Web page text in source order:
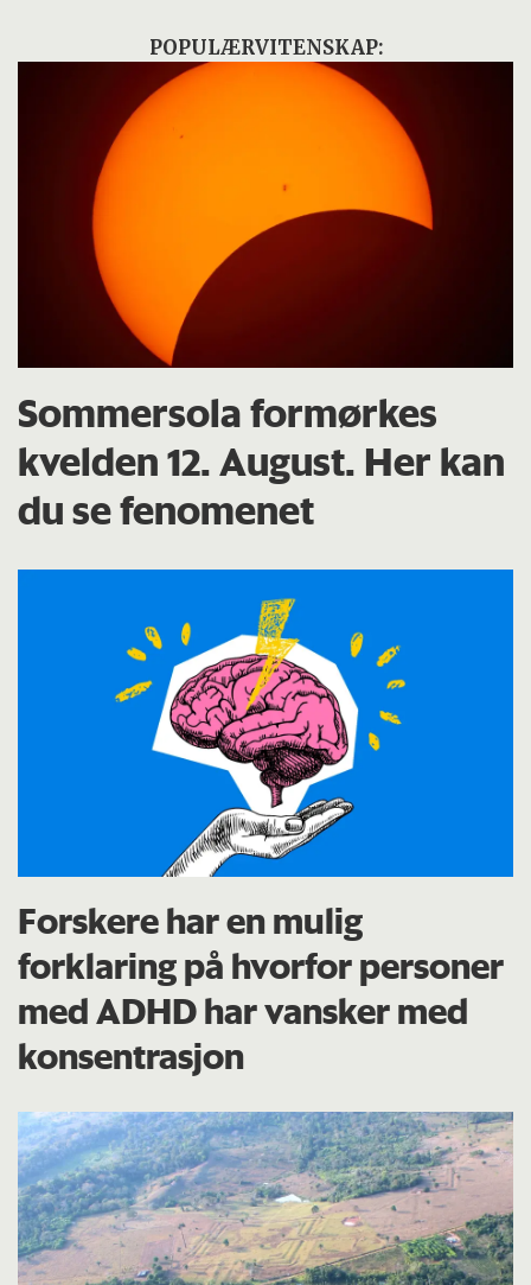
POPULÆRVITENSKAP:
Sommersola formørkes
kvelden 12. August. Her kan
du se fenomenet
Forskere har en mulig
forklaring på hvorfor personer
med ADHD har vansker med
konsentrasjon